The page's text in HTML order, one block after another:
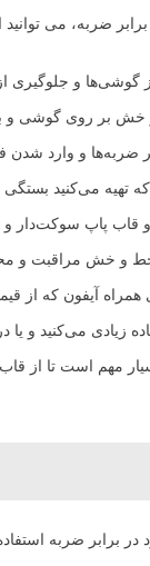
ضربه، می توانید
گوشی‌ها و جلوگیری
بر روی گوشی و
ضربه‌ها و وارد شدن
تهیه می‌کنید بستگی
قاب پاپ سوکت‌دار و
و خش مراقبت و
آیفون که از
زیادی می‌کنید و
است تا از قاب‌ها
در برابر ضربه